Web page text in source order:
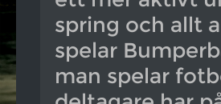
spring och allt
spelar
man spelar